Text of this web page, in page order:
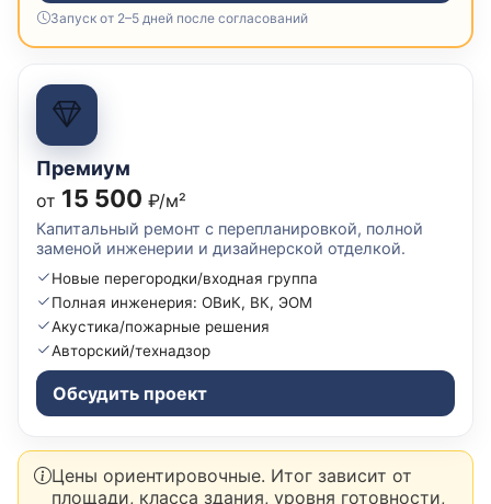
Запуск от 2–5 дней после согласований
Премиум
от 15 500 ₽/м²
Капитальный ремонт с перепланировкой, полной
заменой инженерии и дизайнерской отделкой.
Новые перегородки/входная группа
Полная инженерия: ОВиК, ВК, ЭОМ
Акустика/пожарные решения
Авторский/технадзор
Обсудить проект
Цены ориентировочные. Итог зависит от
площади, класса здания, уровня готовности,